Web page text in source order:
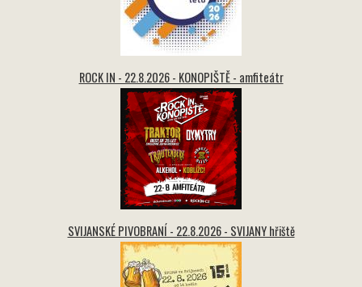
ROCK IN - 22.8.2026 - KONOPIŠTĚ - amfiteátr
SVIJANSKÉ PIVOBRANÍ - 22.8.2026 - SVIJANY hřiště